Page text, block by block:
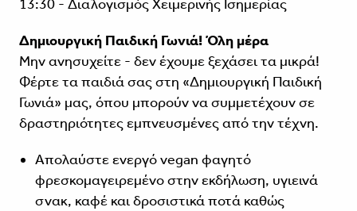
13:30 - Διαλογισμός Χειμερινής Ισημερίας
Δημιουργική Παιδική Γωνιά! Όλη μέρα
Μην ανησυχείτε - δεν έχουμε ξεχάσει τα μικρά!
Φέρτε τα παιδιά σας στη «Δημιουργική Παιδική
Γωνιά» μας, όπου μπορούν να συμμετέχουν σε
δραστηριότητες εμπνευσμένες από την τέχνη.
Απολαύστε ενεργό vegan φαγητό
φρεσκομαγειρεμένο στην εκδήλωση, υγιεινά
σνακ, καφέ και δροσιστικά ποτά καθώς